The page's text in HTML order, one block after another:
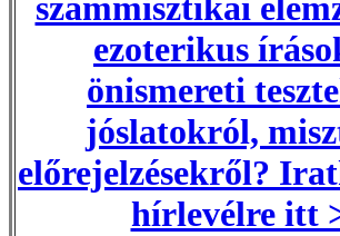
számmisztikai
ezoterikus
önismereti
jóslatokról,
előrejelzésekről?
hírlevélre itt